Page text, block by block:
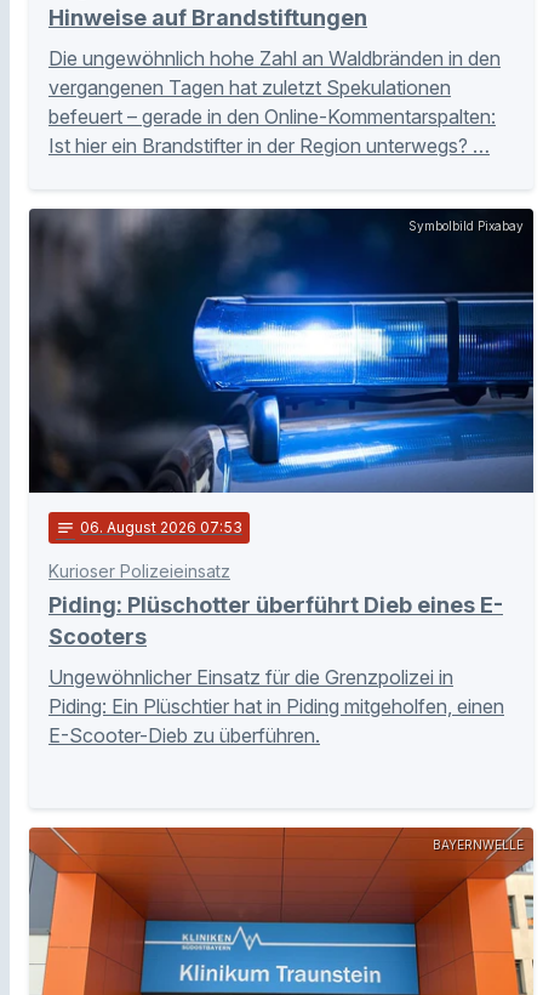
Hinweise auf Brandstiftungen
Die ungewöhnlich hohe Zahl an Waldbränden in den
vergangenen Tagen hat zuletzt Spekulationen
befeuert – gerade in den Online-Kommentarspalten:
Ist hier ein Brandstifter in der Region unterwegs? …
Symbolbild Pixabay
notes 06. August 2026 07:53
Kurioser Polizeieinsatz
Piding: Plüschotter überführt Dieb eines E-
Scooters
Ungewöhnlicher Einsatz für die Grenzpolizei in
Piding: Ein Plüschtier hat in Piding mitgeholfen, einen
E-Scooter-Dieb zu überführen.
BAYERNWELLE